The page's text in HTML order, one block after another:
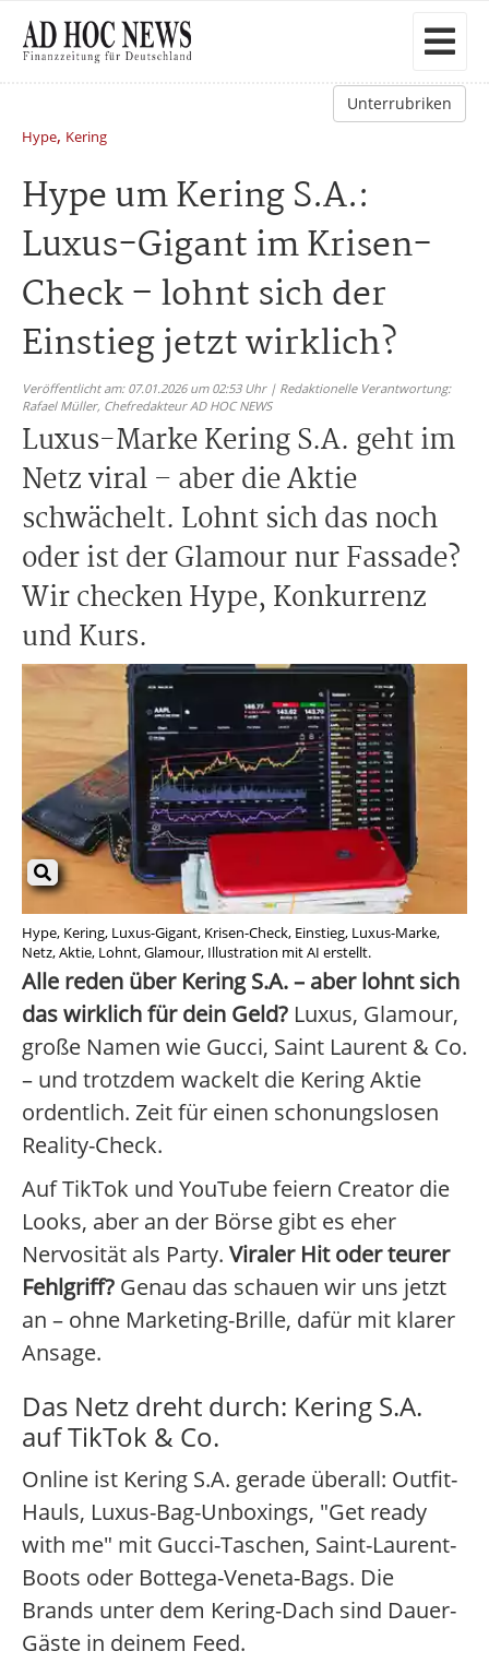
Unterrubriken
Hype, Kering
Hype um Kering S.A.:
Luxus-Gigant im Krisen-
Check – lohnt sich der
Einstieg jetzt wirklich?
Veröffentlicht am: 07.01.2026 um 02:53 Uhr | Redaktionelle Verantwortung:
Rafael Müller, Chefredakteur AD HOC NEWS
Luxus-Marke Kering S.A. geht im
Netz viral – aber die Aktie
schwächelt. Lohnt sich das noch
oder ist der Glamour nur Fassade?
Wir checken Hype, Konkurrenz
und Kurs.
Hype, Kering, Luxus-Gigant, Krisen-Check, Einstieg, Luxus-Marke,
Netz, Aktie, Lohnt, Glamour, Illustration mit AI erstellt.
Alle reden über Kering S.A. – aber lohnt sich
das wirklich für dein Geld? Luxus, Glamour,
große Namen wie Gucci, Saint Laurent & Co.
– und trotzdem wackelt die Kering Aktie
ordentlich. Zeit für einen schonungslosen
Reality-Check.
Auf TikTok und YouTube feiern Creator die
Looks, aber an der Börse gibt es eher
Nervosität als Party. Viraler Hit oder teurer
Fehlgriff? Genau das schauen wir uns jetzt
an – ohne Marketing-Brille, dafür mit klarer
Ansage.
Das Netz dreht durch: Kering S.A.
auf TikTok & Co.
Online ist Kering S.A. gerade überall: Outfit-
Hauls, Luxus-Bag-Unboxings, "Get ready
with me" mit Gucci-Taschen, Saint-Laurent-
Boots oder Bottega-Veneta-Bags. Die
Brands unter dem Kering-Dach sind Dauer-
Gäste in deinem Feed.